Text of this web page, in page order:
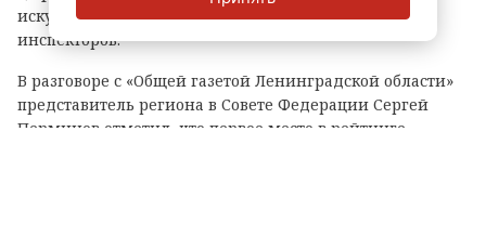
искусственный интеллект, а также обучают
инспекторов.
В разговоре с «Общей газетой Ленинградской области»
представитель региона в Совете Федерации Сергей
Перминов отметил, что первое место в рейтинге